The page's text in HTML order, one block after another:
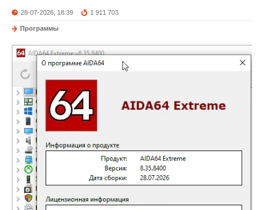
28-07-2026, 18:39 1 911 703
Программы